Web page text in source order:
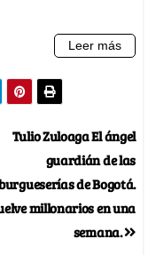
Tulio Zuloaga El ángel
guardián de las
de Bogotá.
millonarios en una
semana.